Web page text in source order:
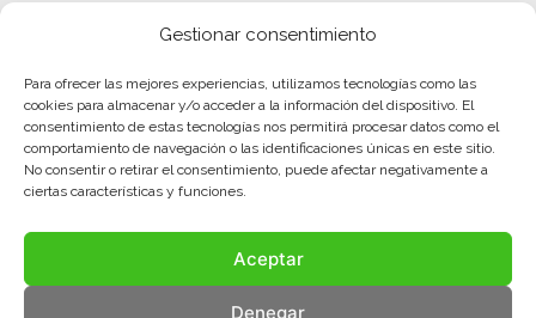
Gestionar consentimiento
Para ofrecer las mejores experiencias, utilizamos tecnologías como las
cookies para almacenar y/o acceder a la información del dispositivo. El
consentimiento de estas tecnologías nos permitirá procesar datos como el
comportamiento de navegación o las identificaciones únicas en este sitio.
No consentir o retirar el consentimiento, puede afectar negativamente a
ciertas características y funciones.
Aceptar
Denegar